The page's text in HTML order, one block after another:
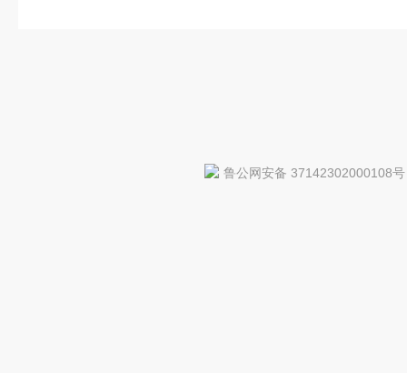
鲁公网安备 37142302000108号